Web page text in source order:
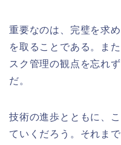
重要なのは、完璧を求
を取ることである。ま
スク管理の観点を忘れ
だ。
技術の進歩とともに、
ていくだろう。それま